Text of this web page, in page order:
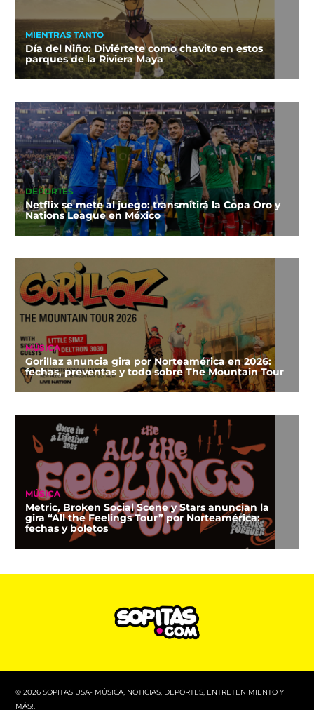
MIENTRAS TANTO
Día del Niño: Diviértete como chavito en estos
parques de la Riviera Maya
DEPORTES
Netflix se mete al juego: transmitirá la Copa Oro y
Nations League en México
MÚSICA
Gorillaz anuncia gira por Norteamérica en 2026:
fechas, preventas y todo sobre The Mountain Tour
MÚSICA
Metric, Broken Social Scene y Stars anuncian la
gira “All the Feelings Tour” por Norteamérica:
fechas y boletos
© 2026 SOPITAS USA- MÚSICA, NOTICIAS, DEPORTES, ENTRETENIMIENTO Y
MÁS!.